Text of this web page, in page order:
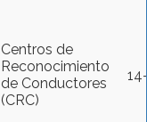
Centros de
Reconocimiento
de Conductores
(CRC)